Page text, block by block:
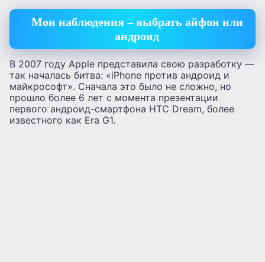
Мои наблюдения – выбрать айфон или
андроид
В 2007 году Apple представила свою разработку —
так началась битва: «iPhone против андроид и
майкрософт». Сначала это было не сложно, но
прошло более 6 лет с момента презентации
первого андроид-смартфона HTC Dream, более
известного как Era G1.